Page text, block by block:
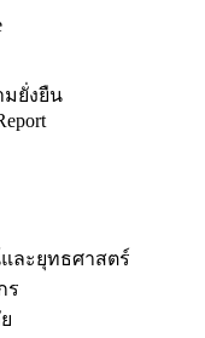
มยั่งยืน
ละยุทธศาสตร์
ร